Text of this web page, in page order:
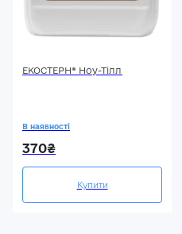
ЕКОСТЕРН® Ноу-Тілл
В наявності
370₴
Купити